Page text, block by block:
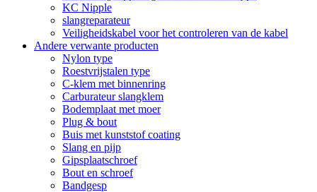
KC Nipple
slangreparateur
Veiligheidskabel voor het controleren van de kabel
Andere verwante producten
Nylon type
Roestvrijstalen type
C-klem met binnenring
Carburateur slangklem
Bodemplaat met moer
Plug & bout
Buis met kunststof coating
Slang en pijp
Gipsplaatschroef
Bout en schroef
Bandgesp